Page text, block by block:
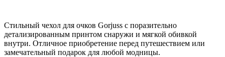
Стильный чехол для очков Gorjuss с поразительно
детализированным принтом снаружи и мягкой обивкой
внутри. Отличное приобретение перед путешествием или
замечательный подарок для любой модницы.